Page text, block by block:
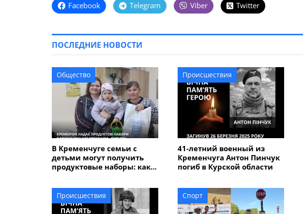
Facebook Telegram Viber Twitter
ПОСЛЕДНИЕ НОВОСТИ
Общество
В Кременчуге семьи с
детьми могут получить
продуктовые наборы: как
Происшествия
41-летний военный из
Кременчуга Антон Пинчук
погиб в Курской области
Происшествия Спорт